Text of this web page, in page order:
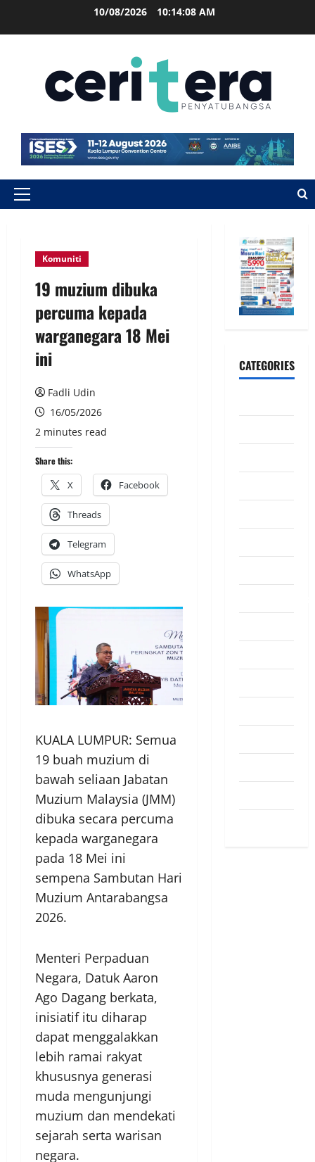
10/08/2026 10:14:09 AM
Komuniti
19 muzium dibuka
percuma kepada
warganegara 18 Mei
ini
Fadli Udin
16/05/2026
2 minutes read
Share this:
X Facebook
Threads
Telegram
WhatsApp
KUALA LUMPUR: Semua
19 buah muzium di
bawah seliaan Jabatan
Muzium Malaysia (JMM)
dibuka secara percuma
kepada warganegara
pada 18 Mei ini
sempena Sambutan Hari
Muzium Antarabangsa
2026.
Menteri Perpaduan
Negara, Datuk Aaron
Ago Dagang berkata,
inisiatif itu diharap
dapat menggalakkan
lebih ramai rakyat
khususnya generasi
muda mengunjungi
muzium dan mendekati
sejarah serta warisan
negara.
CATEGORIES